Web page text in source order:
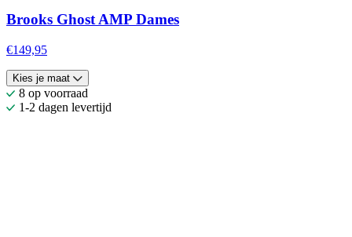
Brooks Ghost AMP Dames
€149,95
Kies je maat
8 op voorraad
1-2 dagen levertijd